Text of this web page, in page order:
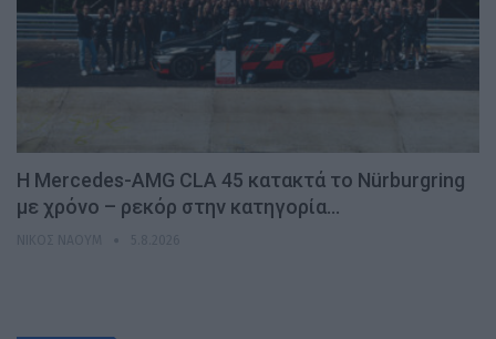
Η Mercedes-AMG CLA 45 κατακτά το Nürburgring
με χρόνο – ρεκόρ στην κατηγορία…